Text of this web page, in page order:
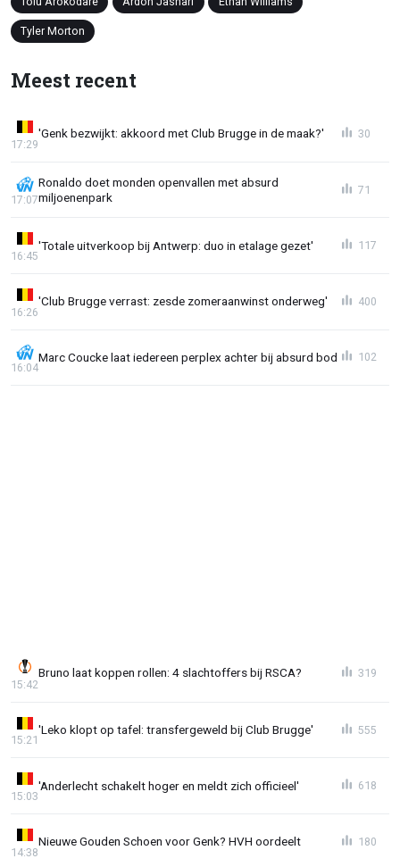
Tyler Morton
Meest recent
'Genk bezwijkt: akkoord met Club Brugge in de maak?'
17:29
30
Ronaldo doet monden openvallen met absurd
miljoenenpark
17:07
71
'Totale uitverkoop bij Antwerp: duo in etalage gezet'
16:45
117
'Club Brugge verrast: zesde zomeraanwinst onderweg'
16:26
400
Marc Coucke laat iedereen perplex achter bij absurd bod
16:04
102
Bruno laat koppen rollen: 4 slachtoffers bij RSCA?
15:42
319
'Leko klopt op tafel: transfergeweld bij Club Brugge'
15:21
555
'Anderlecht schakelt hoger en meldt zich officieel'
15:03
618
Nieuwe Gouden Schoen voor Genk? HVH oordeelt
14:38
180